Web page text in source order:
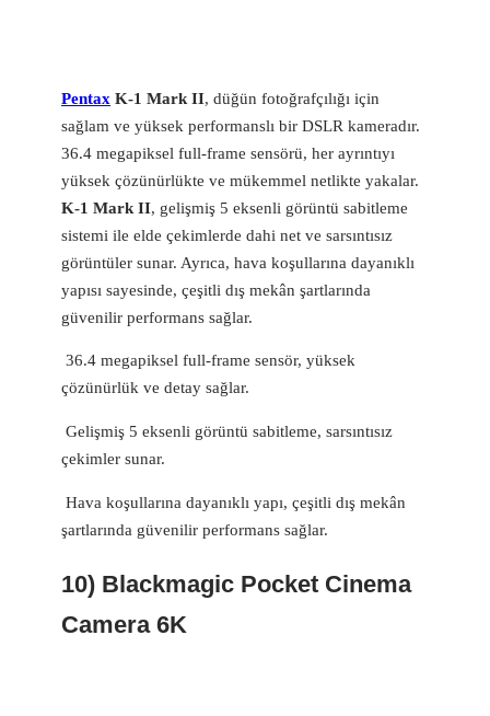
Pentax K-1 Mark II, düğün fotoğrafçılığı için
sağlam ve yüksek performanslı bir DSLR kameradır.
36.4 megapiksel full-frame sensörü, her ayrıntıyı
yüksek çözünürlükte ve mükemmel netlikte yakalar.
K-1 Mark II, gelişmiş 5 eksenli görüntü sabitleme
sistemi ile elde çekimlerde dahi net ve sarsıntısız
görüntüler sunar. Ayrıca, hava koşullarına dayanıklı
yapısı sayesinde, çeşitli dış mekân şartlarında
güvenilir performans sağlar.
36.4 megapiksel full-frame sensör, yüksek
çözünürlük ve detay sağlar.
Gelişmiş 5 eksenli görüntü sabitleme, sarsıntısız
çekimler sunar.
Hava koşullarına dayanıklı yapı, çeşitli dış mekân
şartlarında güvenilir performans sağlar.
10) Blackmagic Pocket Cinema
Camera 6K